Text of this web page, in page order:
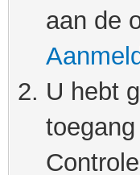
aan de
U hebt